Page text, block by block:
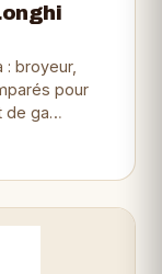
: broyeur,
pour
de ga…